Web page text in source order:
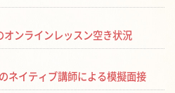
オンラインレッスン空き状況
ネイティブ講師による模擬面接